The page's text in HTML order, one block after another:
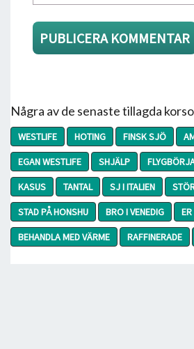
Några av de senaste tillagda
WESTLIFE HOTING FINSK SJÖ
EGAN WESTLIFE
SHJÄLP
KASUS
TANTAL SJ I ITALIEN
STAD PÅ HONSHU
BRO I VENEDIG ER
BEHANDLA MED VÄRME
RAFFINERADE